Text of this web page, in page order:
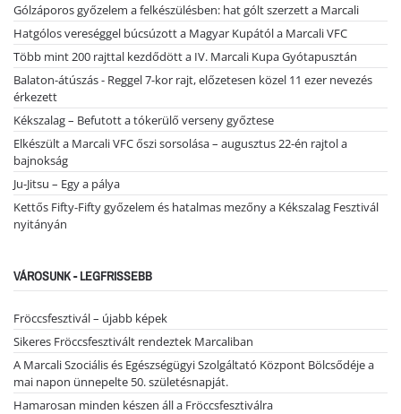
Gólzáporos győzelem a felkészülésben: hat gólt szerzett a Marcali
Hatgólos vereséggel búcsúzott a Magyar Kupától a Marcali VFC
Több mint 200 rajttal kezdődött a IV. Marcali Kupa Gyótapusztán
Balaton-átúszás - Reggel 7-kor rajt, előzetesen közel 11 ezer nevezés
érkezett
Kékszalag – Befutott a tókerülő verseny győztese
Elkészült a Marcali VFC őszi sorsolása – augusztus 22-én rajtol a
bajnokság
Ju-Jitsu – Egy a pálya
Kettős Fifty-Fifty győzelem és hatalmas mezőny a Kékszalag Fesztivál
nyitányán
VÁROSUNK - LEGFRISSEBB
Fröccsfesztivál – újabb képek
Sikeres Fröccsfesztivált rendeztek Marcaliban
A Marcali Szociális és Egészségügyi Szolgáltató Központ Bölcsődéje a
mai napon ünnepelte 50. születésnapját.
Hamarosan minden készen áll a Fröccsfesztiválra